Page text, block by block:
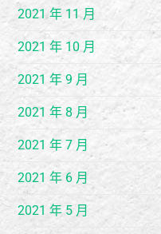
2021 年 11 月
2021 年 10 月
2021 年 9 月
2021 年 8 月
2021 年 7 月
2021 年 6 月
2021 年 5 月